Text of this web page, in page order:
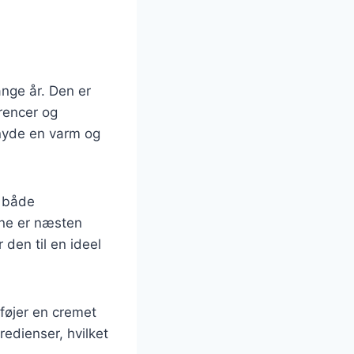
år. Den er
og
en varm og
er næsten
den til en ideel
en cremet
hvilket